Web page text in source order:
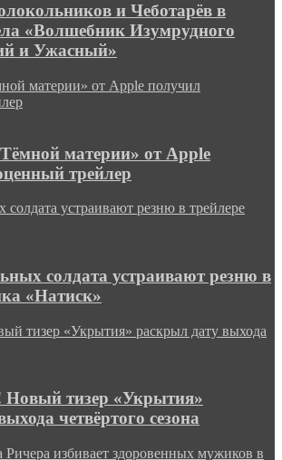
и Чеботарёв в
«Волшебник Изумрудного
и Ужасный»
материи» от Apple получил
материи» от Apple
трейлер
солдата устраивают резню в трейлере
солдата устраивают резню в
«Натиск»
тизер «Укрытия» раскрыл дату выхода
тизер «Укрытия»
четвёртого сезона
избивает здоровенных мужиков в